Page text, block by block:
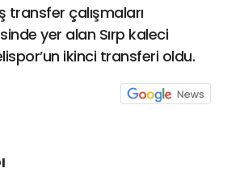
transfer çalışmaları
yer alan Sırp kaleci
ikinci transferi oldu.